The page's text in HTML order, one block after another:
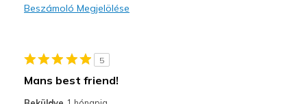
Or, round laces are needed.
Legjobb használat
Beszámoló Megjelölése
5
Mans best friend!